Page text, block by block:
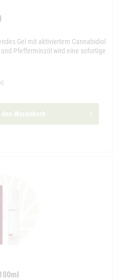
Gel mit aktiviertem Cannabidiol
Pfefferminzöl wird eine sofortige
den Warenkorb